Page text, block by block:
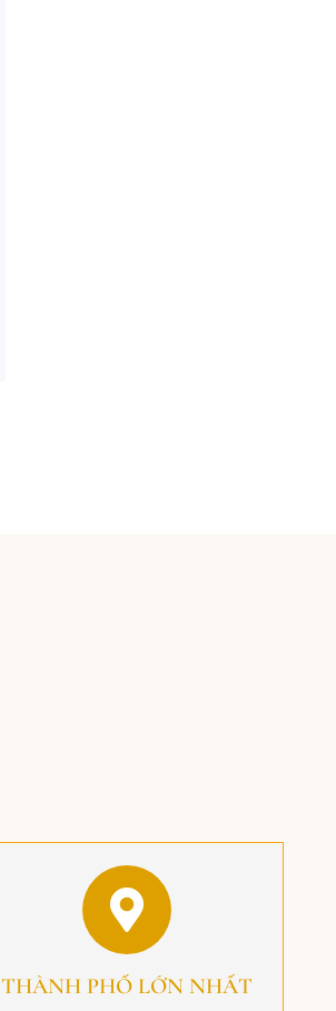
THÀNH PHỐ LỚN NHẤT